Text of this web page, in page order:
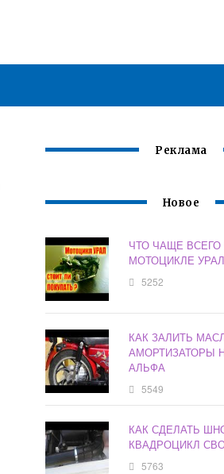
Реклама
Новое
ЧТО ЧАЩЕ
МОТОЦИКЛЕ УРАЛ
5252
КАК ЗАЛИТЬ
АМОРТИЗАТОРЫ
АЛЬФА
5549
КАК СДЕЛАТЬ
КВАДРОЦИКЛ
5763